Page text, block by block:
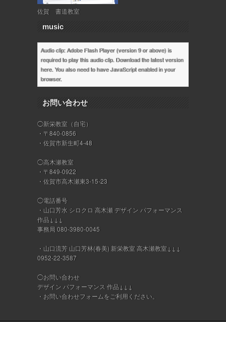
佐賀 書道教室
music
Audio clip: Adobe Flash Player (version 9 or above) is
required to play this audio clip. Download the latest version
here. You also need to have JavaScript enabled in your
browser.
お問い合わせ
◯新栄教室（自宅）
・〒840-0856
・佐賀市新生町4-48
◯高木瀬教室
・〒849-0922
・佐賀市高木瀬東3-15-23
◯電話番号
・山口芳水 シロクロ 高木瀬 デザイン パフォーマンス
作品↓↓↓
事務局 080-3980-0045
・山口流芳 山口芳林(春美) 新栄教室 高木瀬教室↓↓↓
0952-22-3587
◯お問い合わせ
デザイン パフォーマンス 作品↓↓↓
・ お問い合わせフォームをご利用ください。